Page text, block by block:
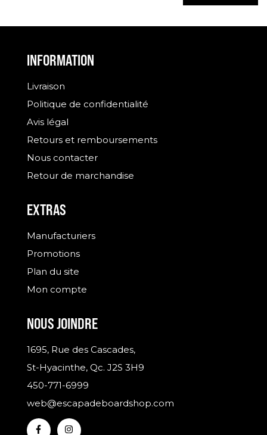
INFORMATION
Livraison
Politique de confidentialité
Avis légal
Retours et remboursements
Nous contacter
Retour de marchandise
EXTRAS
Manufacturiers
Promotions
Plan du site
Mon compte
NOUS JOINDRE
1695, Rue des Cascades,
St-Hyacinthe, Qc. J2S 3H9
450-771-6999
web@escapadeboardshop.com